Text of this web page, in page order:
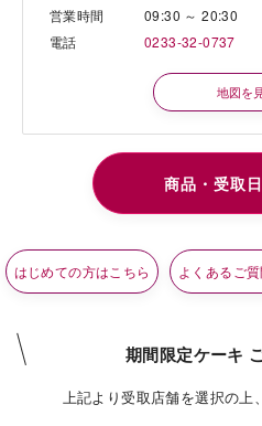
営業時間
09:30 ～ 20:30
電話
0233-32-0737
地図を
はじめての方はこちら よくあるご
期間限定ケーキ
上記より受取店舗を選択の上